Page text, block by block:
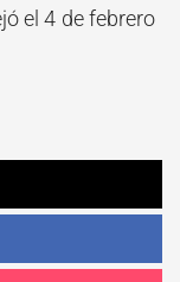
el 4 de febrero